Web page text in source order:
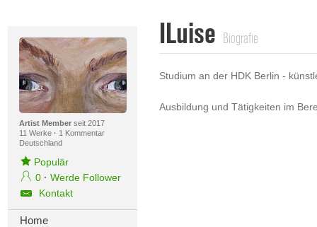
Der letzte Monat im Fokus
Alle Fokus-Werke
Fokus-Werke
Alle neuen Werke
Artist Memberseit 2017
11 Werke · 1 Kommentar
Deutschland
Populär
0 · Werde Follower
Kontakt
Home
ILuise Biografie
Studium an der HDK Berlin -
Ausbildung und Tätigkeiten im